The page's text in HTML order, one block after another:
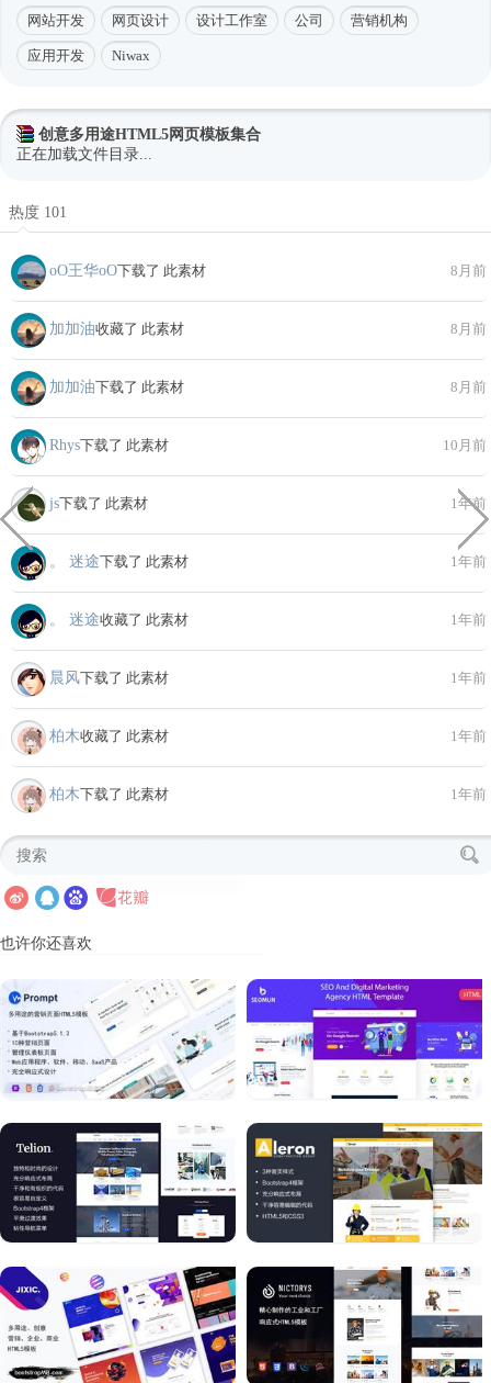
网站开发 网页设计 设计工作室 公司 营销机构
应用开发 Niwax
创意多用途HTML5网页模板集合
正在加载文件目录...
热度 101
oО王华oО下载了 此素材 8月前
加加油收藏了 此素材 8月前
加加油下载了 此素材 8月前
Rhys下载了 此素材 10月前
js下载了 此素材 1年前
。 迷途下载了 此素材 1年前
。 迷途收藏了 此素材 1年前
晨风下载了 此素材 1年前
柏木收藏了 此素材 1年前
柏木下载了 此素材 1年前
也许你还喜欢